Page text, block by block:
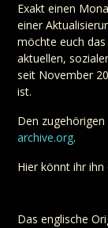
Exakt einen
einer
möchte euch
aktuellen,
seit November
ist.
Den
archive.org.
Hier könnt ihr
Das englische